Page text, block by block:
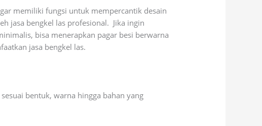
memiliki fungsi untuk mempercantik desain
jasa bengkel las profesional. Jika ingin
bisa menerapkan pagar besi berwarna
jasa bengkel las.
bentuk, warna hingga bahan yang